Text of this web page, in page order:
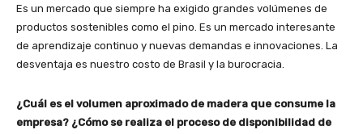
Es un mercado que siempre ha exigido grandes volúmenes de
productos sostenibles como el pino. Es un mercado interesante
de aprendizaje continuo y nuevas demandas e innovaciones. La
desventaja es nuestro costo de Brasil y la burocracia.
¿Cuál es el volumen aproximado de madera que consume la
empresa? ¿Cómo se realiza el proceso de disponibilidad de